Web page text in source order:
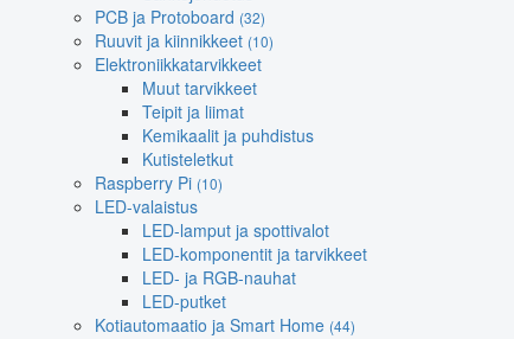
PCB ja Protoboard (32)
Ruuvit ja kiinnikkeet (10)
Elektroniikkatarvikkeet
Muut tarvikkeet
Teipit ja liimat
Kemikaalit ja puhdistus
Kutisteletkut
Raspberry Pi (10)
LED-valaistus
LED-lamput ja spottivalot
LED-komponentit ja tarvikkeet
LED- ja RGB-nauhat
LED-putket
Kotiautomaatio ja Smart Home (44)